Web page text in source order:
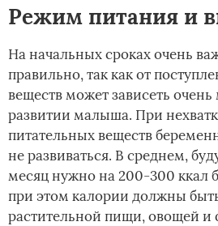
Режим питания и
На начальных сроках очень
правильно, так как от
веществ может зависеть очень
развитии малыша. При
питательных веществ
не развиваться. В среднем,
месяц нужно на 200-300 ккал
при этом калории должны быть
растительной пищи, овощей и